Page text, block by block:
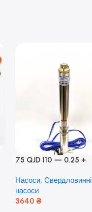
75 QJD 110 — 0.25 +
Мідь!
Насоси, Свердловинні
насоси
3640 ₴